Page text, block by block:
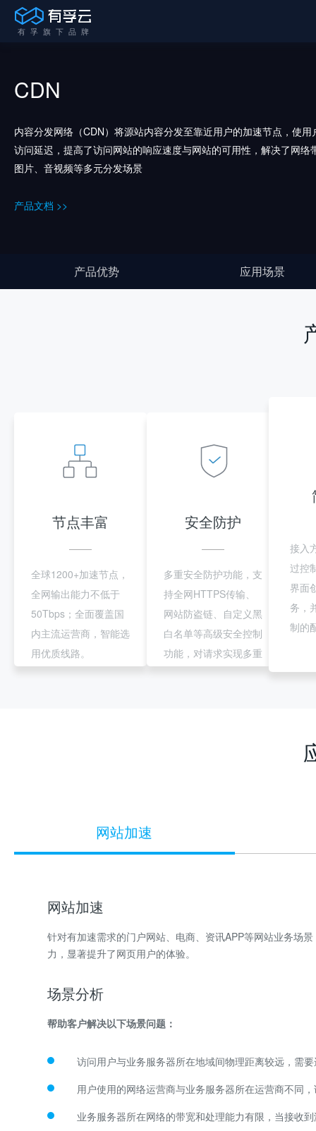
CDN
内容分发网络（CDN）将源站内容分发至靠近用户的加速节点，使
访问延迟，提高了访问网站的响应速度与网站的可用性，解决了网
图片、音视频等多元分发场景
产品文档 >>
产品优势 应用场景
节点丰富
全球1200+加速节点，
全网输出能力不低于
50Tbps；全面覆盖国
内主流运营商，智能选
用优质线路。
安全防护
多重安全防护功能，支
持全网HTTPS传输、
网站防盗链、自定义黑
白名单等高级安全控制
功能，对请求实现多重
接入
过控
界面
务，
制的
网站加速
网站加速
针对有加速需求的门户网站、电商、资讯APP等网站业务场
力，显著提升了网页用户的体验。
场景分析
帮助客户解决以下场景问题：
访问用户与业务服务器所在地域间物理距离较远，需
用户使用的网络运营商与业务服务器所在运营商不同
业务服务器所在网络的带宽和处理能力有限，当接收